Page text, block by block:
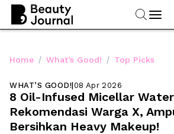
Home / What’s Good! / Top Picks
WHAT’S GOOD!|08 Apr 2026
8 Oil-Infused Micellar Water
Rekomendasi Warga X,
Bersihkan Heavy Makeup!